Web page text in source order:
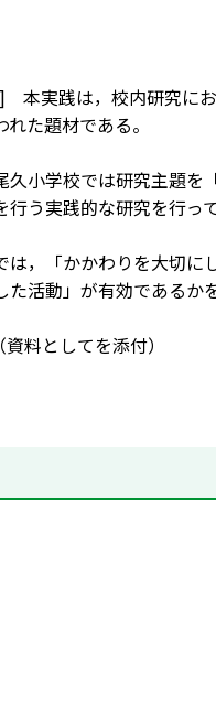
本実践は，校内研究に
れた題材である。
久小学校では研究主題
行う実践的な研究を行っ
は，「かかわりを大切に
た活動」が有効であるか
料としてを添付）